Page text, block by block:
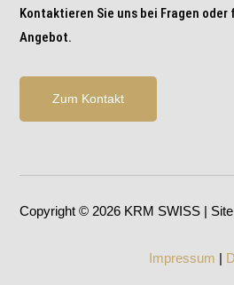
Kontaktieren Sie uns bei Fragen
Angebot.
Zum Kontakt
Copyright © 2026 KRM SWISS |
Impressum |